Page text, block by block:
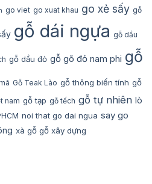
go viet go xuat khau go xẻ sấy gỗ
gỗ dái ngựa gỗ dầu
gỗ dầu đỏ gỗ gõ đỏ nam phi gỗ
Gỗ Teak Lào gỗ thông biến tính gỗ
nam gỗ tạp gỗ tếch gỗ tự nhiên lò
noi that go dai ngua say go
xà gỗ gỗ xây dựng